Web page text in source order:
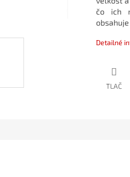
čo ich
Detailné
TLAČ